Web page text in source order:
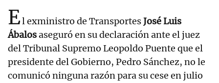
El exministro de TransportesJosé Luis
Ábalosaseguró en su declaración ante el juez
del Tribunal Supremo Leopoldo Puente que el
presidente del Gobierno, Pedro Sánchez, no le
comunicó ninguna razón para su cese en julio